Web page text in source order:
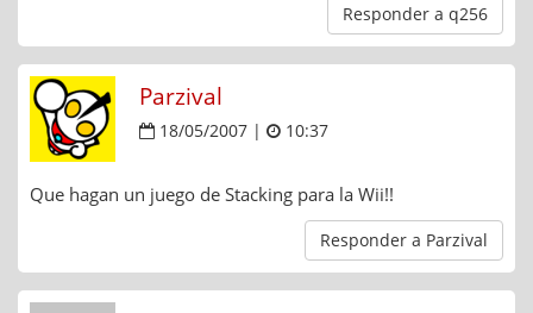
Responder a q256
Parzival
18/05/2007 | 10:37
Que hagan un juego de Stacking para la Wii!!
Responder a Parzival